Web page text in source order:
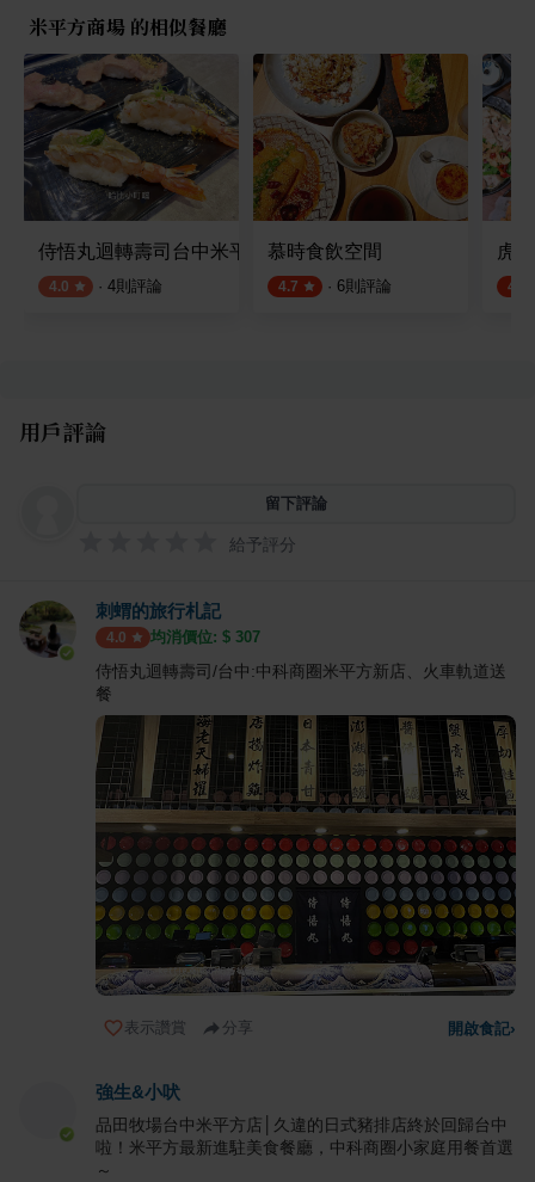
米平方商場 的相似餐廳
侍悟丸迴轉壽司台中米平方店
4.0 · 4則評論
慕時食飲空間
4.7 · 6則評論
虎
4.7
用戶評論
留下評論
給予評分
刺蝟的旅行札記
4.0 均消價位: $ 307
侍悟丸迴轉壽司/台中:中科商圈米平方新店、火車軌道送
餐
表示讚賞 分享 開啟食記›
強生&小吠
品田牧場台中米平方店│久違的日式豬排店終於回歸台中
啦！米平方最新進駐美食餐廳，中科商圈小家庭用餐首選
～